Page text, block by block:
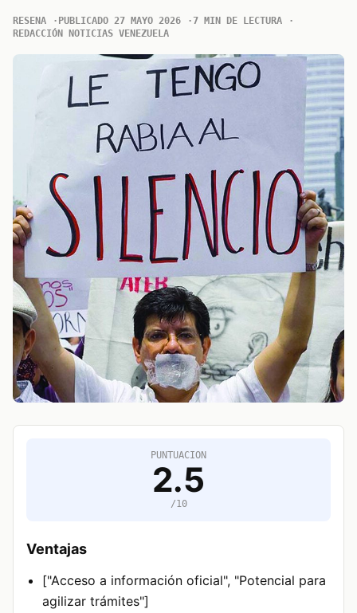
RESENA PUBLICADO 27 MAYO 2026
7 MIN DE LECTURA
REDACCIÓN NOTICIAS VENEZUELA
PUNTUACION
2.5
/10
Ventajas
["Acceso a información oficial", "Potencial para
agilizar trámites"]